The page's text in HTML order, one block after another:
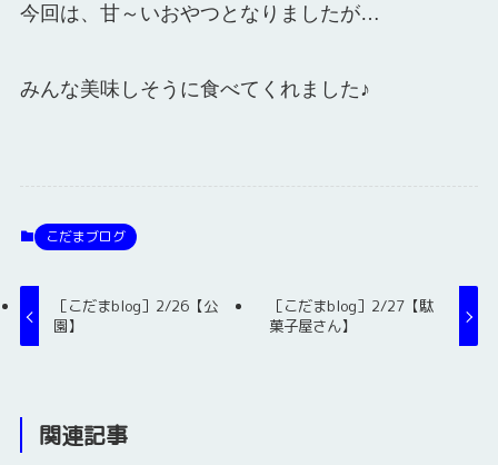
今回は、甘～いおやつとなりましたが…
みんな美味しそうに食べてくれました♪
こだまブログ
［こだまblog］2/26【公
園】
［こだまblog］2/27【駄
菓子屋さん】
関連記事